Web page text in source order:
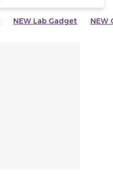
NEW Lab Gadget NEW